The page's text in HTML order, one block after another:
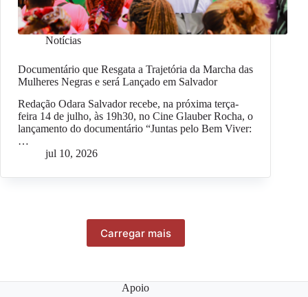
Notícias
Documentário que Resgata a Trajetória da Marcha das
Mulheres Negras e será Lançado em Salvador
Redação Odara Salvador recebe, na próxima terça-
feira 14 de julho, às 19h30, no Cine Glauber Rocha, o
lançamento do documentário “Juntas pelo Bem Viver:
…
jul 10, 2026
Carregar mais
Apoio